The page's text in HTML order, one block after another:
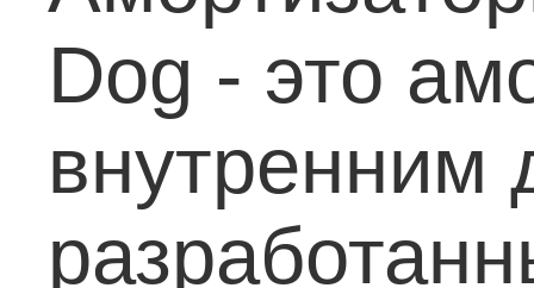
Dog - это
внутренним